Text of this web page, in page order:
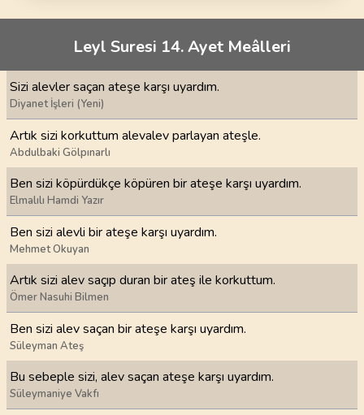
Leyl Suresi 14. Ayet Meâlleri
Sizi alevler saçan ateşe karşı uyardım.
Diyanet İşleri (Yeni)
Artık sizi korkuttum alevalev parlayan ateşle.
Abdulbaki Gölpınarlı
Ben sizi köpürdükçe köpüren bir ateşe karşı uyardım.
Elmalılı Hamdi Yazır
Ben sizi alevli bir ateşe karşı uyardım.
Mehmet Okuyan
Artık sizi alev saçıp duran bir ateş ile korkuttum.
Ömer Nasuhi Bilmen
Ben sizi alev saçan bir ateşe karşı uyardım.
Süleyman Ateş
Bu sebeple sizi, alev saçan ateşe karşı uyardım.
Süleymaniye Vakfı